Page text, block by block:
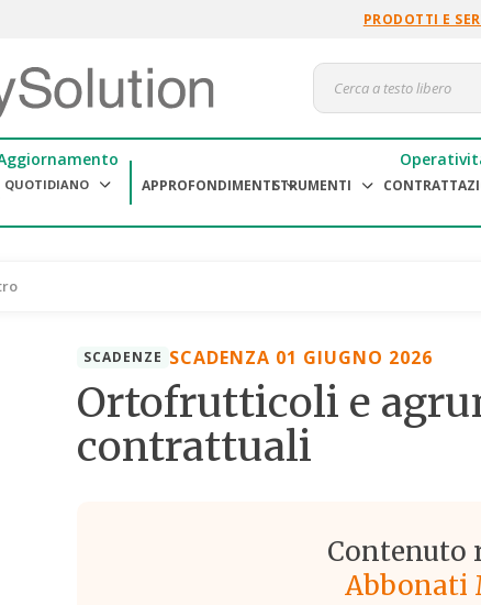
PRODOTTI E
QUOTIDIANO APPROFONDIMENTISTRUMENTI
SCADENZE SCADENZA 01 GIUGNO 2026
Ortofrutticoli e
contrattuali
Contenuto
Abbonati